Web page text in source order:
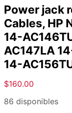
Power jack
Cables, HP
14-
AC147LA
14-
$160.00
86 disponibles